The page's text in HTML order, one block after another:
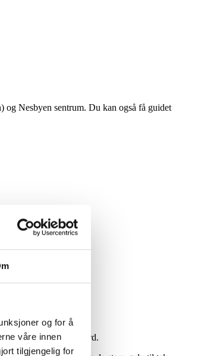
og for å
våre innen
tilgjengelig for
og Nesbyen sentrum. Du kan også få guidet
med like høy standard.